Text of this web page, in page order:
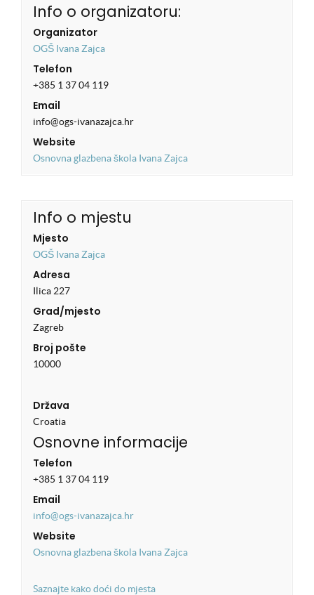
Info o organizatoru:
Organizator
OGŠ Ivana Zajca
Telefon
+385 1 37 04 119
Email
info@ogs-ivanazajca.hr
Website
Osnovna glazbena škola Ivana Zajca
Info o mjestu
Mjesto
OGŠ Ivana Zajca
Adresa
Ilica 227
Grad/mjesto
Zagreb
Broj pošte
10000
Država
Croatia
Osnovne informacije
Telefon
+385 1 37 04 119
Email
info@ogs-ivanazajca.hr
Website
Osnovna glazbena škola Ivana Zajca
Saznajte kako doći do mjesta